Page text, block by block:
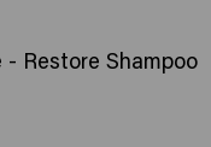
- Restore Shampoo